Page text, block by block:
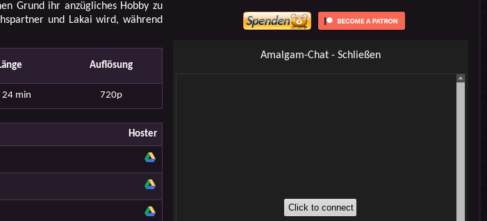
Grund ihr anzügliches Hobby zu
und Lakai wird, während
Auflösung
24 min 720p
Hoster
Amalgam-Chat - Schließen